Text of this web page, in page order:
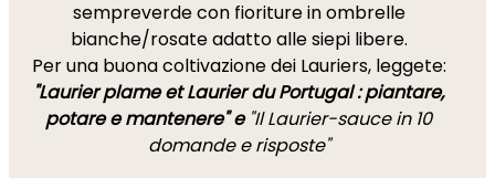
sempreverde con fioriture in ombrelle
bianche/rosate adatto alle siepi libere.
Per una buona coltivazione dei Lauriers, leggete:
"Laurier plame et Laurier du Portugal : piantare,
potare e mantenere" e "Il Laurier-sauce in 10
domande e risposte"